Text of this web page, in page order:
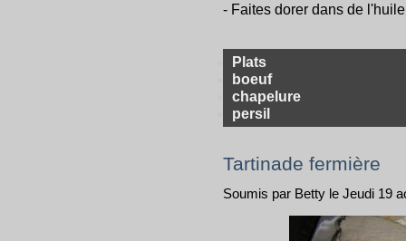
- Faites dorer dans de
Plats
boeuf
chapelure
persil
Tartinade fermière
Soumis par Betty le Jeudi 19